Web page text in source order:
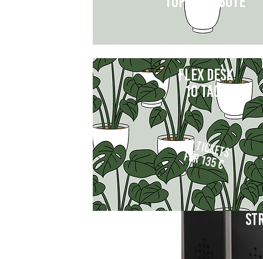
Wir bieten Dir auch folgende Extra
Flex Desk
10 Tage
10 Tickets
für 135 €